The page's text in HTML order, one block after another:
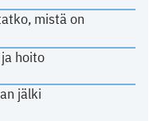
mistä on
hoito
jälki